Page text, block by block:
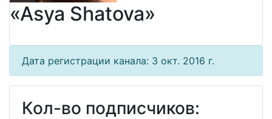
«Asya Shatova»
Дата регистрации канала: 3 окт. 2016 г.
Кол-во подписчиков: